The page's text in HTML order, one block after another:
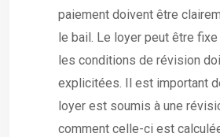
paiement doivent être
le bail. Le loyer peut être
les conditions de révision
explicitées. Il est important
loyer est soumis à une
comment celle-ci est